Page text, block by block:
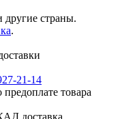
другие страны.
.
21-14
товара
доставка